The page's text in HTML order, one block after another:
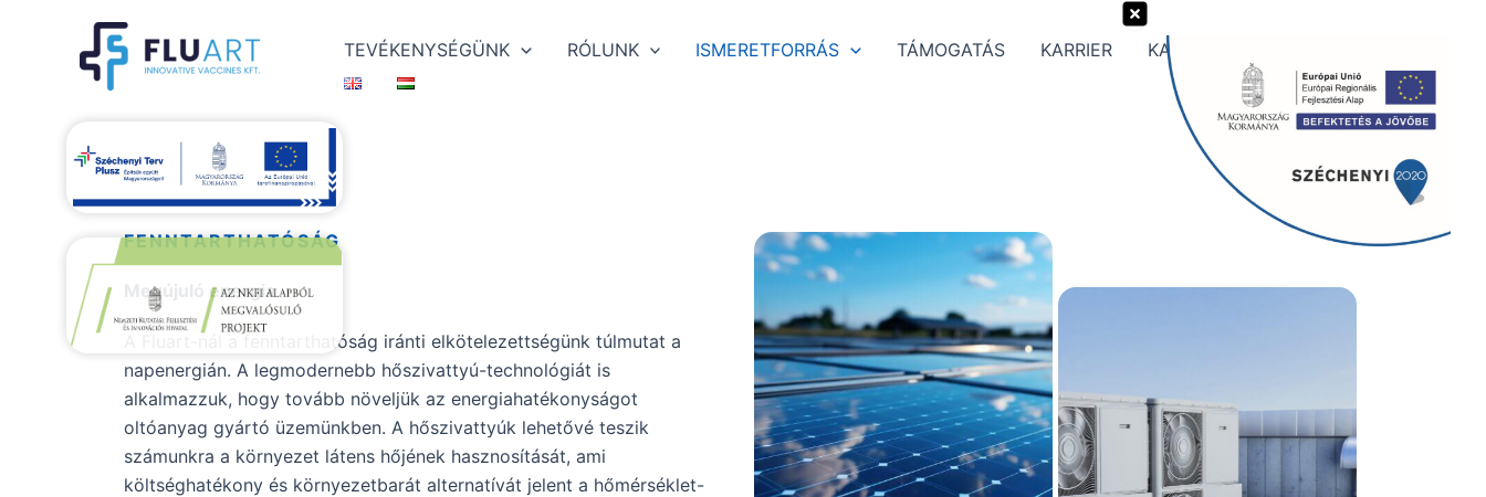
TEVÉKENYSÉGÜNK RÓLUNK ISMERETFORRÁS TÁMOGATÁS KARRIER KAPCSOLAT
FENNTARTHATÓSÁG
Megújuló energia
A Fluart-nál a fenntarthatóság iránti elkötelezettségünk túlmutat a
napenergián. A legmodernebb hőszivattyú-technológiát is
alkalmazzuk, hogy tovább növeljük az energiahatékonyságot
oltóanyag gyártó üzemünkben. A hőszivattyúk lehetővé teszik
számunkra a környezet látens hőjének hasznosítását, ami
költséghatékony és környezetbarát alternatívát jelent a hőmérséklet-